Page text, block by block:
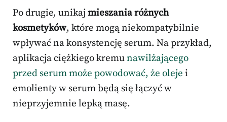
Po drugie, unikajmieszania różnych
kosmetyków, które mogą niekompatybilnie
wpływać na konsystencję serum. Na przykład,
aplikacja ciężkiego kremunawilżającego
przed serum może powodować, że oleje i
emolienty w serum będą się łączyć w
nieprzyjemnie lepką masę.